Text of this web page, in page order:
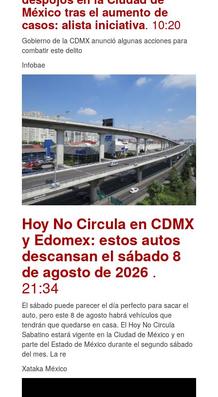
México tras el aumento de
casos: alista iniciativa. 10:20
Gobierno de la CDMX anunció algunas acciones para
combatir este delito
Infobae
Hoy No Circula en CDMX
y Edomex: estos autos
descansan el sábado 8
de agosto de 2026 .
21:34
El sábado puede parecer el día perfecto para sacar el
auto, pero este 8 de agosto habrá vehículos que
tendrán que quedarse en casa. El Hoy No Circula
Sabatino estará vigente en la Ciudad de México y en
parte del Estado de México durante el segundo sábado
del mes. La re
Xataka México